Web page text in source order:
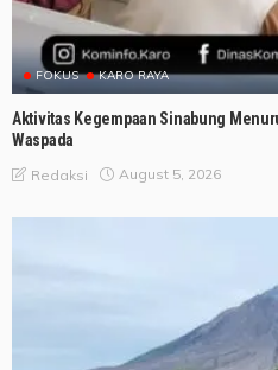
FOKUS KARO RAYA
Aktivitas Kegempaan Sinabung
Waspada
Redaksi August 5, 2026